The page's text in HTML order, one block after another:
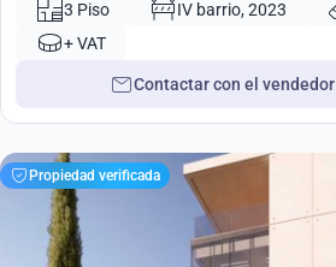
3 Piso
IV barrio, 2023
+ VAT
Contactar con el vendedor
Propiedad verificada